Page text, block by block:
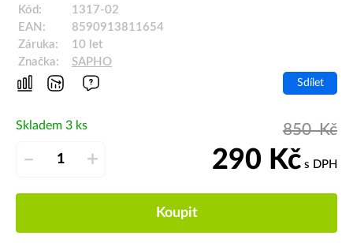
Kód:
1317-02
EAN:
8590913811654
Záruka:
10 let
Značka:
SAPHO
Sdílet
Skladem 3 ks
– +
850Kč
290 Kč s DPH
Koupit